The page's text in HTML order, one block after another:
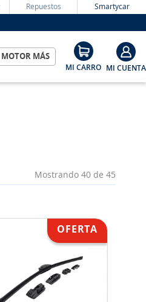
Repuestos Smartycar
MOTOR MÁS
Mostrando 40 de 45